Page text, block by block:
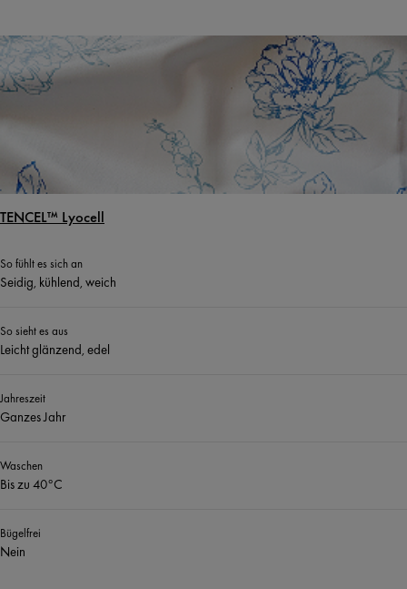
TENCEL™ Lyocell
So fühlt es sich an
Seidig, kühlend, weich
So sieht es aus
Leicht glänzend, edel
Jahreszeit
Ganzes Jahr
Waschen
Bis zu 40°C
Bügelfrei
Nein